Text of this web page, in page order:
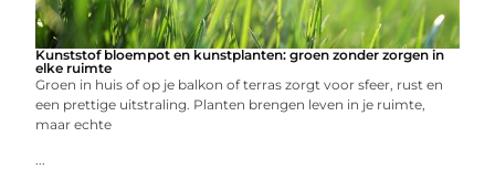
Kunststof bloempot en kunstplanten: groen zonder zorgen in
elke ruimte
Groen in huis of op je balkon of terras zorgt voor sfeer, rust en
een prettige uitstraling. Planten brengen leven in je ruimte,
maar echte
...